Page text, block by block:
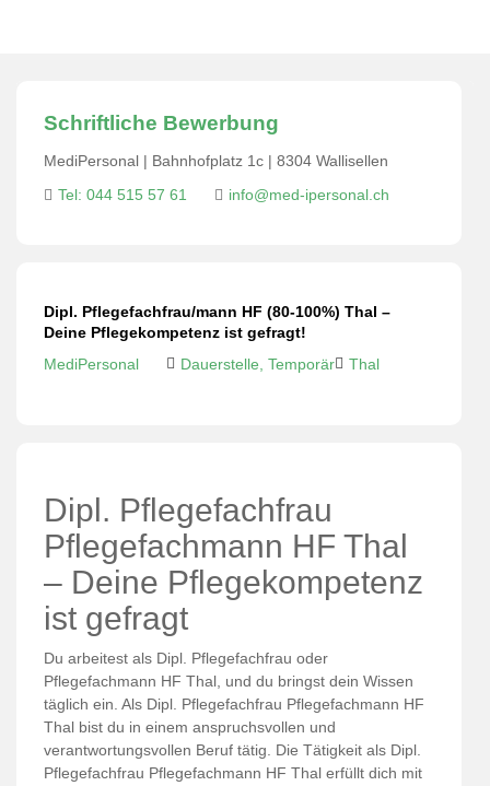
Schriftliche Bewerbung
MediPersonal | Bahnhofplatz 1c | 8304 Wallisellen
Tel: 044 515 57 61
info@med-ipersonal.ch
Dipl. Pflegefachfrau/mann HF (80-100%) Thal –
Deine Pflegekompetenz ist gefragt!
MediPersonal
Dauerstelle, Temporär Thal
Dipl. Pflegefachfrau
Pflegefachmann HF Thal
– Deine Pflegekompetenz
ist gefragt
Du arbeitest als Dipl. Pflegefachfrau oder
Pflegefachmann HF Thal, und du bringst dein Wissen
täglich ein. Als Dipl. Pflegefachfrau Pflegefachmann HF
Thal bist du in einem anspruchsvollen und
verantwortungsvollen Beruf tätig. Die Tätigkeit als Dipl.
Pflegefachfrau Pflegefachmann HF Thal erfüllt dich mit